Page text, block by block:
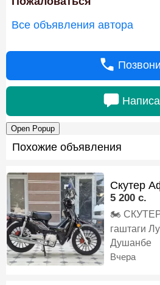
Все объявления автора
Open Popup
Похожие объявления
Скутер
5 200 c.
🏍️
гаштаги Лубой Првала 2нафар
Мерояд Запчаст Устошам Хаст 3л
⛽️ Бензин
Душанбе
Вчера